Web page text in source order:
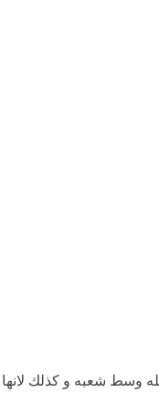
وسط شعبه و كذلك